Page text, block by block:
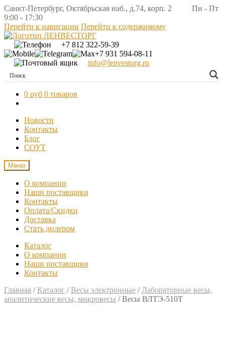
Санкт-Петербург, Октябрьская наб., д.74, корп. 2 Пн - Пт
9:00 - 17:30
Перейти к навигации Перейти к содержимому
+7 812 322-59-39
+7 931 594-08-11
info@lenvestorg.ru
0 руб 0 товаров
Новости
Контакты
Блог
СОУТ
Меню
О компании
Наши поставщики
Контакты
Оплата/Скидки
Доставка
Стать дилером
Каталог
О компании
Наши поставщики
Контакты
Главная / Каталог / Весы электронные /Лабораторные весы,
аналитические весы, микровесы /Весы ВЛТЭ-510Т